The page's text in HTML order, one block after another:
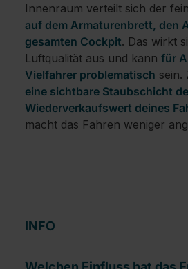
Innenraum verteilt sich der
auf dem Armaturenbrett, den
gesamten Cockpit. Das wirkt
Luftqualität aus und kann für
Vielfahrer problematisch sein.
eine sichtbare Staubschicht
Wiederverkaufswert deines
macht das Fahren weniger
INFO